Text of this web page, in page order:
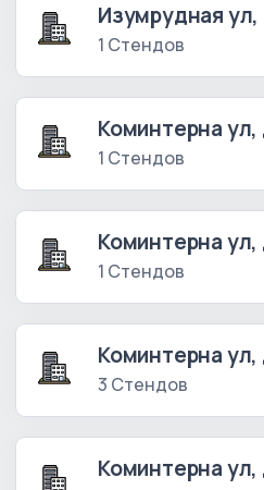
Изумрудная
1 Стендов
Коминтерна
1 Стендов
Коминтерна
1 Стендов
Коминтерна
3 Стендов
Коминтерна